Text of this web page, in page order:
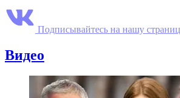
Подписывайтесь на нашу
Видео